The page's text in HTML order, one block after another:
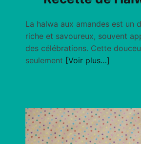
La halwa aux amandes est un
riche et savoureux, souvent
des célébrations. Cette
seulement [Voir plus…]